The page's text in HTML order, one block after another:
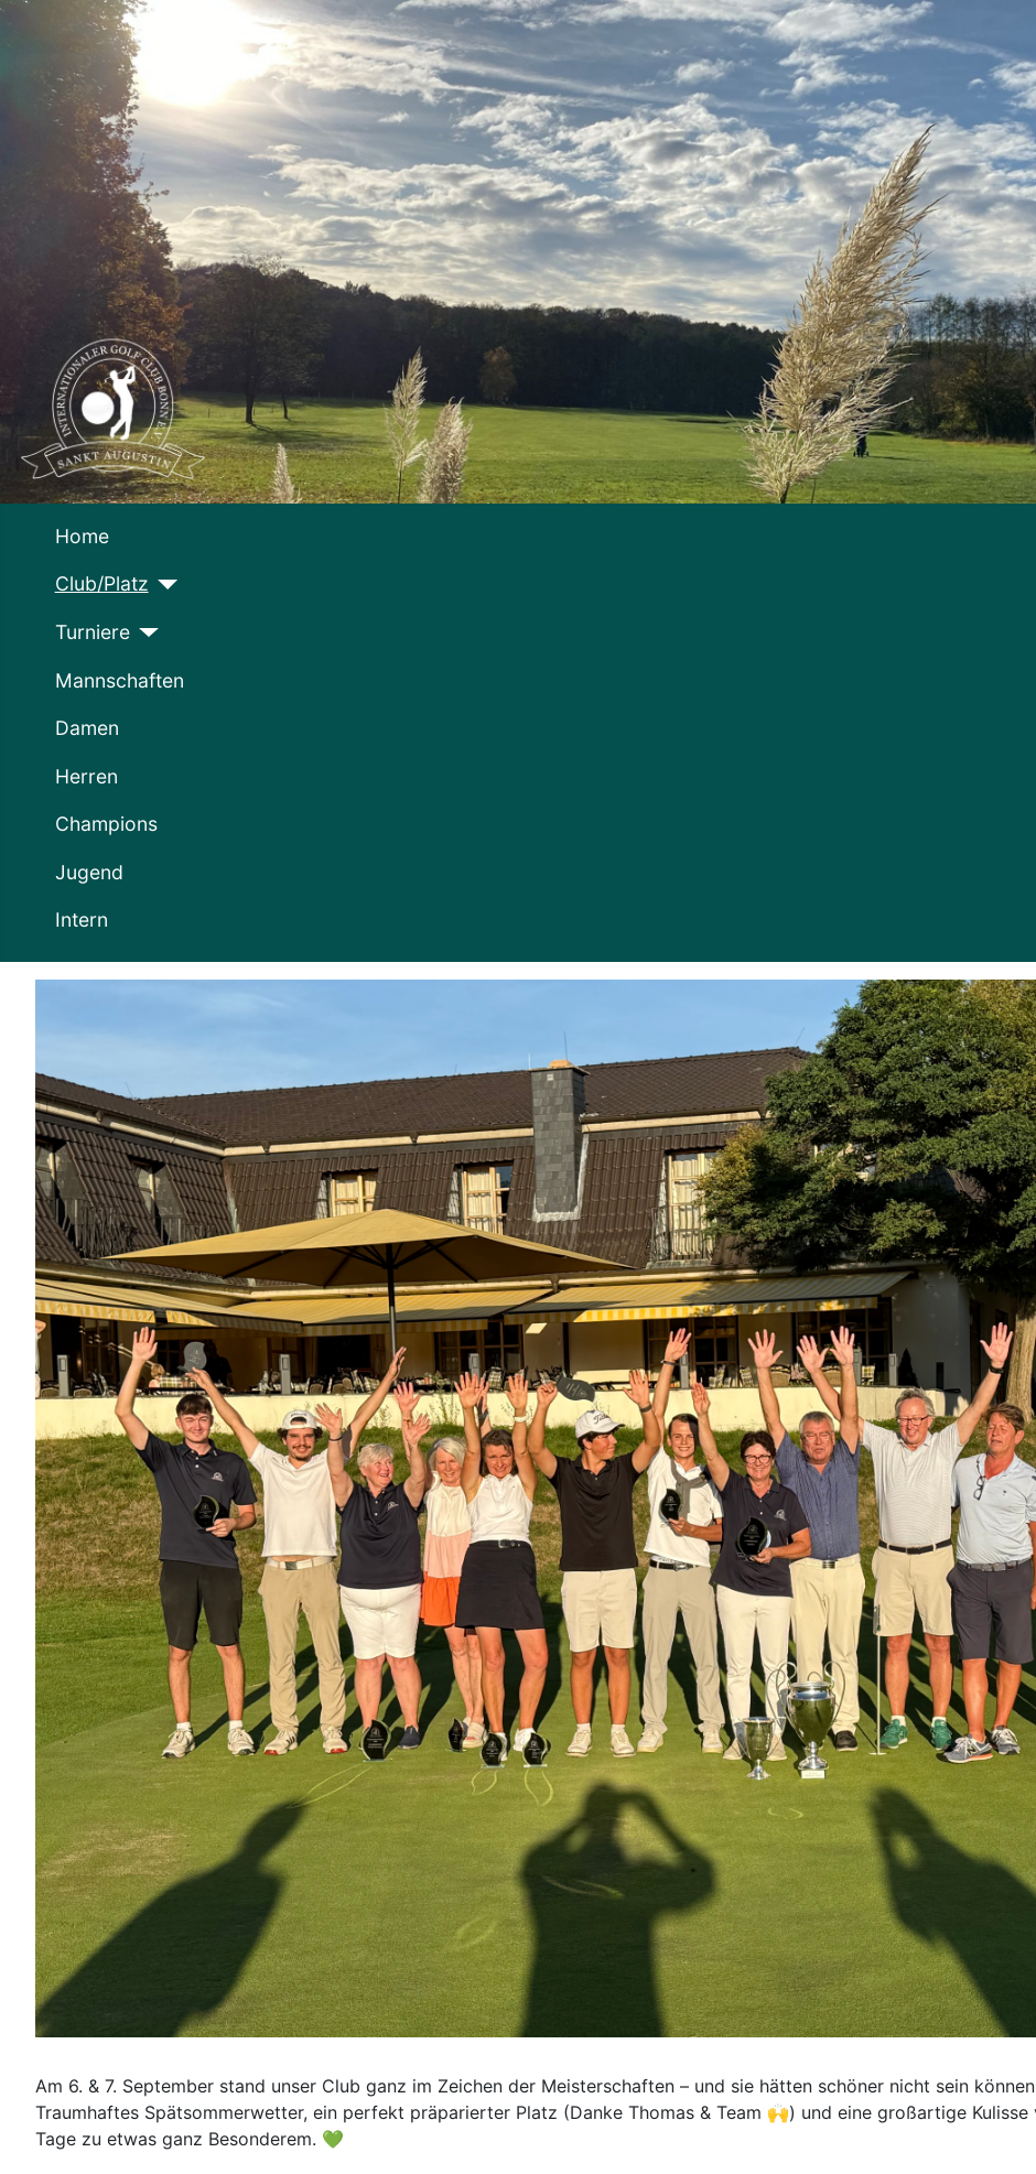
Home
Club/Platz
Turniere
Mannschaften
Damen
Herren
Champions
Jugend
Intern
Am 6. & 7. September stand unser Club ganz im Zeichen der Meisterschaften – und sie hätten schöner nicht sein
Traumhaftes Spätsommerwetter, ein perfekt präparierter Platz (Danke Thomas & Team 🙌) und eine großartige
Tage zu etwas ganz Besonderem. 💚